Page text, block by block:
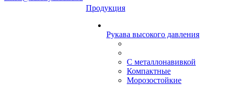
Продукция
Рукава высокого давления
С металлонавивкой
Компактные
Морозостойкие